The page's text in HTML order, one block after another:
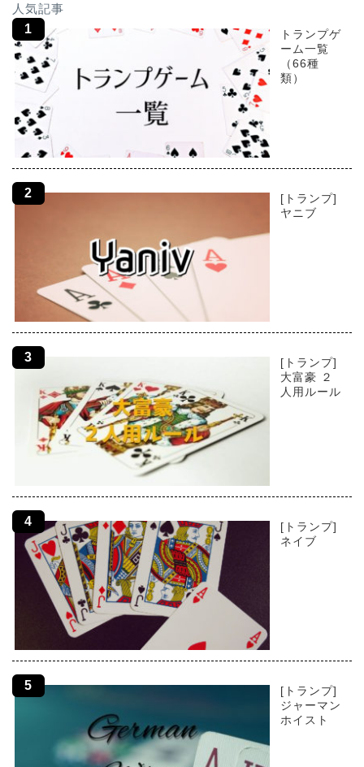
人気記事
トランプゲ
ーム一覧
（66種
類）
[トランプ]
ヤニブ
[トランプ]
大富豪 ２
人用ルール
[トランプ]
ネイブ
[トランプ]
ジャーマン
ホイスト